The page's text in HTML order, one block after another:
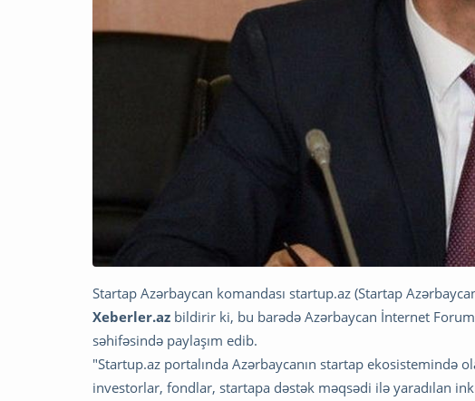
Startap Azərbaycan komandası startup.az (Startap
Xeberler.az bildirir ki, bu barədə Azərbaycan İnternet
səhifəsində paylaşım edib.
"Startup.az portalında Azərbaycanın startap ekosistemində
investorlar, fondlar, startapa dəstək məqsədi ilə yaradılan